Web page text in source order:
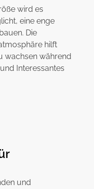
wird es
eine enge
Die
hilft
wachsen während
Interessantes
und